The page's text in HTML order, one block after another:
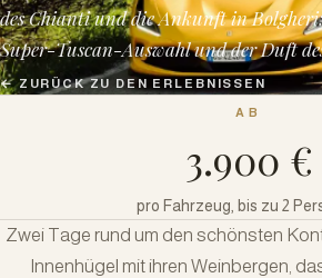
des Chianti und die Ankunft in
Super-Tuscan-Auswahl und der Duft
←ZURÜCK ZU DEN ERLEBNISSEN
AB
3.900 €
pro Fahrzeug, bis zu 2
Zwei Tage rund um den schönsten
Innenhügel mit ihren Weinbergen,